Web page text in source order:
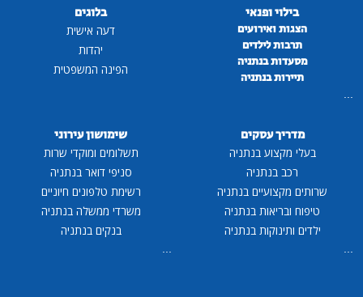
בילוי ופנאי
הצגות ואירועים
תרבות לילדים
מסעדות בנתניה
תיירות בנתניה
...
בלוגים
דעה אישית
יהדות
הפינה המשפטית
מדריך עסקים
בעלי מקצוע בנתניה
רכב בנתניה
שרותים מקצועיים בנתניה
טיפוח ובריאות בנתניה
ילדים ותינוקות בנתניה
...
שימושון עירוני
תשלומים ומוקדי שרות
סניפי דואר בנתניה
רשימת טלפונים חיוניים
משרדי ממשלה בנתניה
בנקים בנתניה
...